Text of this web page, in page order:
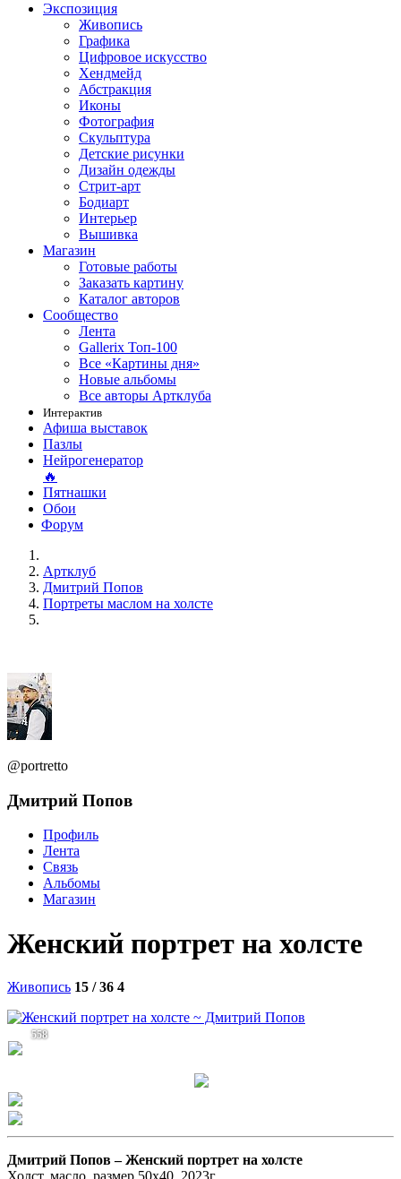
Экспозиция
Живопись
Графика
Цифровое искусство
Хендмейд
Абстракция
Иконы
Фотография
Скульптура
Детские рисунки
Дизайн одежды
Стрит-арт
Бодиарт
Интерьер
Вышивка
Магазин
Готовые работы
Заказать картину
Каталог авторов
Сообщество
Лента
Gallerix Топ-100
Все «Картины дня»
Новые альбомы
Все авторы Артклуба
Интерактив
Афиша выставок
Пазлы
Нейрогенератор
🔥
Пятнашки
Обои
Форум
Артклуб
Дмитрий Попов
Портреты маслом на холсте
@portretto
Дмитрий Попов
Профиль
Лента
Связь
Альбомы
Магазин
Женский портрет на холсте
Живопись 15 / 36 4
558
Дмитрий Попов –Женский портрет на холсте